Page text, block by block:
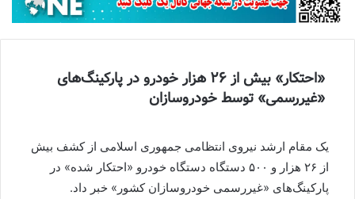
«احتکار» بیش از ۲۶ هزار خودرو در پارکینگ‌های
«غیررسمی» توسط خودروسازان
یک مقام ارشد نیروی انتظامی جمهوری اسلامی از کشف بیش
از ۲۶ هزار و ۵۰۰ دستگاه دستگاه خودرو «احتکار شده» در
پارکینگ‌های «غیررسمی خودروسازان کشور» خبر داد.